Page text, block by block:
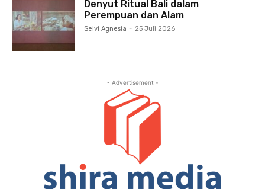
Denyut Ritual Bali dalam
Perempuan dan Alam
Selvi Agnesia - 25 Juli 2026
- Advertisement -